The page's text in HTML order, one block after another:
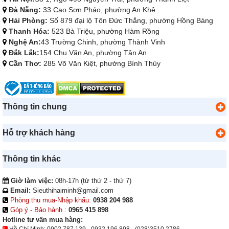
Đà Nẵng: 33 Cao Sơn Pháo, phường An Khê
Hải Phòng: Số 879 đại lộ Tôn Đức Thắng, phường Hồng Bàng
Thanh Hóa: 523 Bà Triệu, phường Hàm Rồng
Nghệ An:43 Trường Chinh, phường Thành Vinh
Đắk Lắk:154 Chu Văn An, phường Tân An
Cần Thơ: 285 Võ Văn Kiệt, phường Bình Thủy
Thông tin chung
Hỗ trợ khách hàng
Thông tin khác
Giờ làm việc: 08h-17h (từ thứ 2 - thứ 7)
Email: Sieuthihaiminh@gmail.com
Phòng thu mua-Nhập khẩu: 0938 204 988
Góp ý - Bảo hành : 0965 415 898
Hotline tư vấn mua hàng: